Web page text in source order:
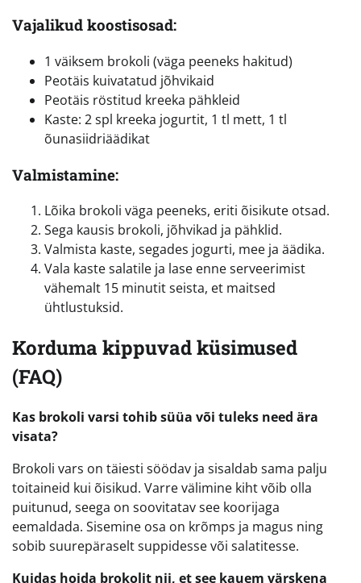
Vajalikud koostisosad:
1 väiksem brokoli (väga peeneks hakitud)
Peotäis kuivatatud jõhvikaid
Peotäis röstitud kreeka pähkleid
Kaste: 2 spl kreeka jogurtit, 1 tl mett, 1 tl
õunasiidriäädikat
Valmistamine:
Lõika brokoli väga peeneks, eriti õisikute otsad.
Sega kausis brokoli, jõhvikad ja pähklid.
Valmista kaste, segades jogurti, mee ja äädika.
Vala kaste salatile ja lase enne serveerimist
vähemalt 15 minutit seista, et maitsed
ühtlustuksid.
Korduma kippuvad küsimused
(FAQ)
Kas brokoli varsi tohib süüa või tuleks need ära
visata?
Brokoli vars on täiesti söödav ja sisaldab sama palju
toitaineid kui õisikud. Varre välimine kiht võib olla
puitunud, seega on soovitatav see koorijaga
eemaldada. Sisemine osa on krõmps ja magus ning
sobib suurepäraselt suppidesse või salatitesse.
Kuidas hoida brokolit nii, et see kauem värskena